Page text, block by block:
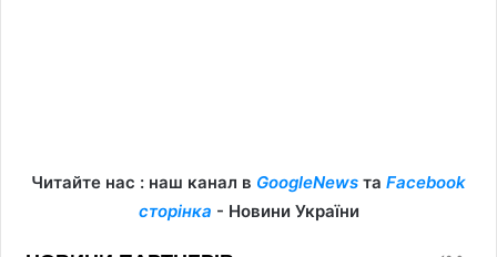
Читайте нас : наш канал в GoogleNews та Facebook
сторінка - Новини України